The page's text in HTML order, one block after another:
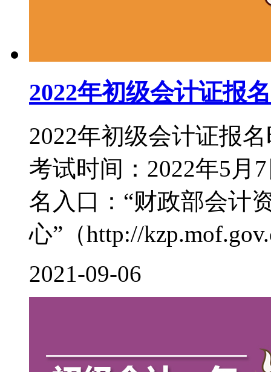
2022年初级会计证报
2022年初级会计证报
考试时间：2022年5月
名入口：“财政部会计
心”（http://
2021-09-06